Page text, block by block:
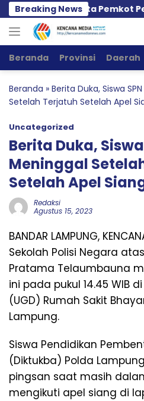
Langsung
ke
konten
Breaking News
PPWI Minta Pemkot
Beranda Provinsi Daerah
Beranda » Berita Duka, Siswa
Setelah Terjatuh Setelah Apel
Uncategorized
Berita Duka,
Meninggal
Setelah Apel
Redaksi
Agustus 15, 2023
BANDAR LAMPUNG,
Sekolah Polisi Negara
Pratama Telaumbauna
ini pada pukul 14.45 WIB
(UGD) Rumah Sakit
Lampung.
Siswa Pendidikan
(Diktukba) Polda
pingsan saat masih
mengikuti apel siang di